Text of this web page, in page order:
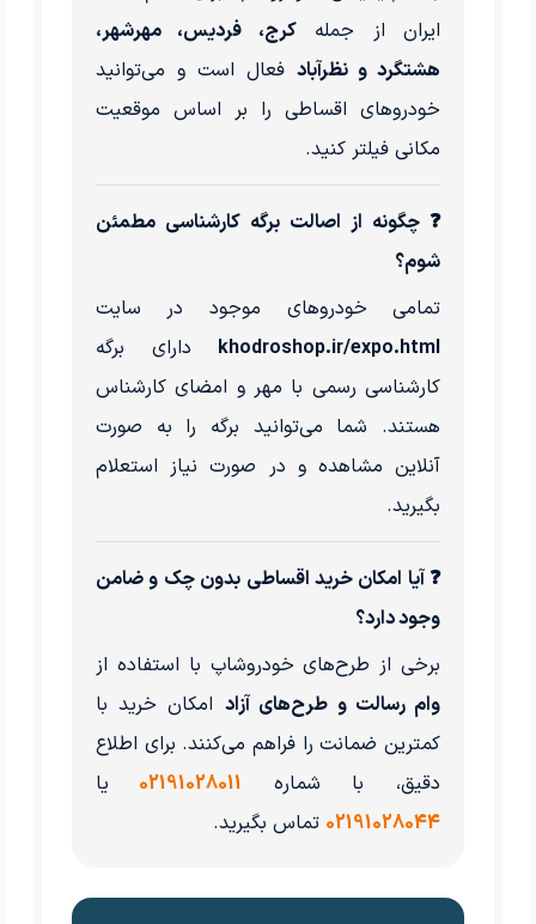
ایران از جملهکرج، فردیس، مهرشهر،
هشتگرد و نظرآبادفعال است و می‌توانید
خودروهای اقساطی را بر اساس موقعیت
مکانی فیلتر کنید.
❓ چگونه از اصالت برگه کارشناسی مطمئن
شوم؟
تمامی خودروهای موجود در سایت
khodroshop.ir/expo.html دارای برگه
کارشناسی رسمی با مهر و امضای کارشناس
هستند. شما می‌توانید برگه را به صورت
آنلاین مشاهده و در صورت نیاز استعلام
بگیرید.
❓ آیا امکان خرید اقساطی بدون چک و ضامن
وجود دارد؟
برخی از طرح‌های خودروشاپ با استفاده از
وام رسالت و طرح‌های آزاد امکان خرید با
کمترین ضمانت را فراهم می‌کنند. برای اطلاع
دقیق، با شماره 02191028011
یا
02191028044 تماس بگیرید.